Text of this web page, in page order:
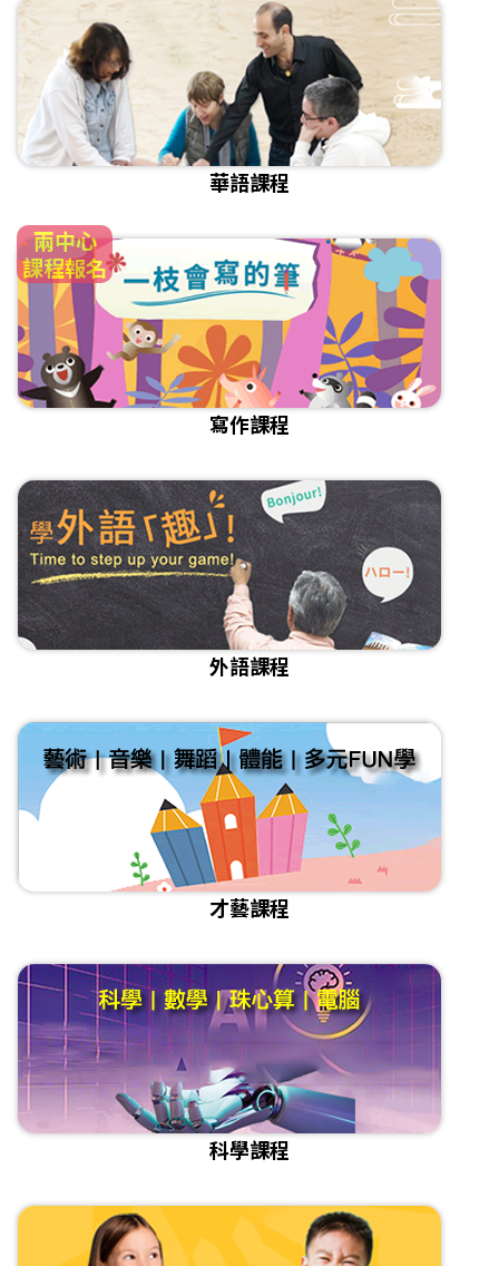
兩中心
課程報名
華語課程
寫作課程
外語課程
才藝課程
科學課程